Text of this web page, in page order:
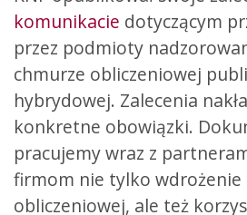
komunikacie dotyczącym
przez podmioty
chmurze obliczeniowej
hybrydowej. Zalecenia
konkretne obowiązki.
pracujemy wraz z
firmom nie tylko wdrożenie
obliczeniowej, ale też